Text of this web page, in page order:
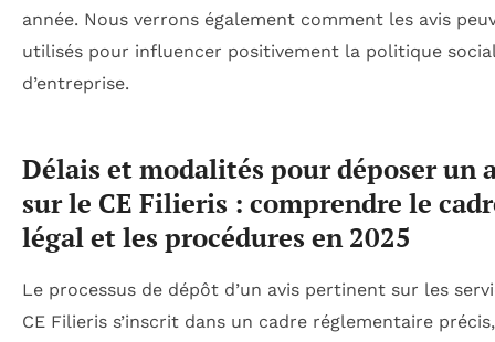
année. Nous verrons également comment les avis
utilisés pour influencer positivement la politique
d’entreprise.
Délais et modalités pour déposer un
sur le CE Filieris : comprendre le
légal et les procédures en 2025
Le processus de dépôt d’un avis pertinent sur les
CE Filieris s’inscrit dans un cadre réglementaire